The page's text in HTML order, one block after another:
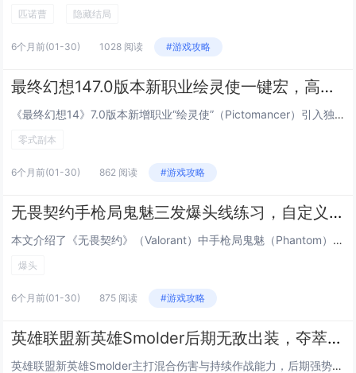
匹诺曹 隐藏结局
6个月前(01-30) 1028 阅读 #游戏攻略
最终幻想147.0版本新职业绘灵使一键宏，高难副本零式循环简化输出手法
《最终幻想14》7.0版本新增职业“绘灵使”（Pictomancer）引入独特画布机制与三系灵画（攻击/防御/辅助）切换系统，为适配高难度副本（如零式神兵绝境），玩家社区广泛采用一键宏优化操作：通过宏命令自动判断目标状态、智能选择最优灵画组...
零式副本
6个月前(01-30) 862 阅读 #游戏攻略
无畏契约手枪局鬼魅三发爆头线练习，自定义地图代码与跟枪节奏训练
本文介绍了《无畏契约》（Valorant）中手枪局鬼魅（Phantom）三发爆头线的专项练习方法，重点涵盖精准压枪与节奏控制技巧，通过使用特定自定义地图代码，玩家可在无干扰环境中反复训练鬼魅的三连发点射节奏、后坐力控制及爆头预判能力，内容强...
爆头
6个月前(01-30) 875 阅读 #游戏攻略
英雄联盟新英雄Smolder后期无敌出装，夺萃之镰 纳什之牙混合伤害流玩法
英雄联盟新英雄Smolder主打混合伤害与持续作战能力，后期强势出装推荐“夺萃之镰+纳什之牙”核心组合：夺萃之镰提供法力续航、技能急速与普攻附加魔法伤害，完美适配Smolder频繁使用技能衔接平A的机制；纳什之牙则进一步提升攻速、法强与技能...